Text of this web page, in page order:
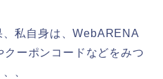
私自身は、WebARENA
ーポンコードなどをみつ
、